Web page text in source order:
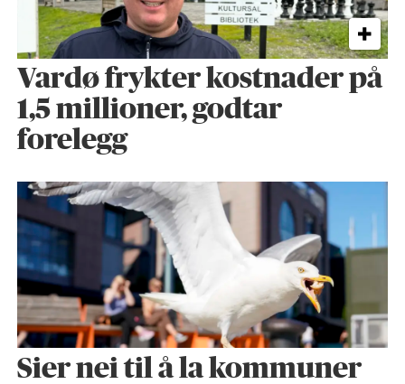
Vardø frykter kostnader på
1,5 millioner, godtar
forelegg
Sier nei til å la kommuner